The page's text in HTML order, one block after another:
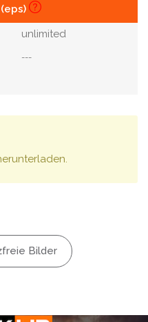
(eps)
unlimited
---
Bilder